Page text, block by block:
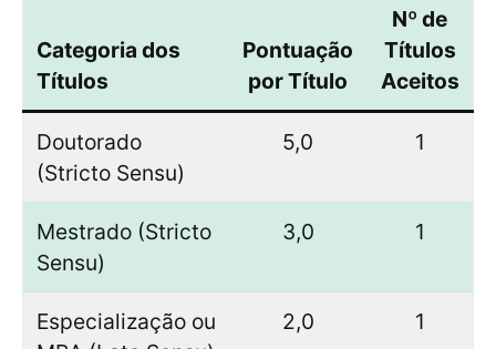
Categoria dos
Títulos
Pontuação
por Título
Nº de
Títulos
Aceitos
Doutorado
(Stricto Sensu)
5,0 1
Mestrado (Stricto
Sensu)
3,0 1
Especialização ou
2,0 1